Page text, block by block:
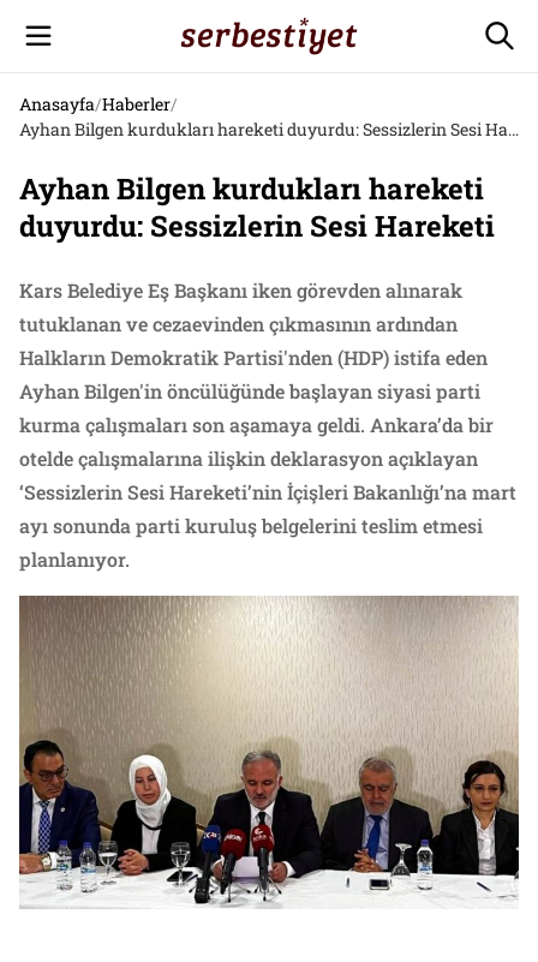
Anasayfa/Haberler/
Ayhan Bilgen kurdukları hareketi duyurdu: Sessizlerin Sesi Hareketi
Ayhan Bilgen kurdukları hareketi
duyurdu: Sessizlerin Sesi Hareketi
Kars Belediye Eş Başkanı iken görevden alınarak
tutuklanan ve cezaevinden çıkmasının ardından
Halkların Demokratik Partisi'nden (HDP) istifa eden
Ayhan Bilgen'in öncülüğünde başlayan siyasi parti
kurma çalışmaları son aşamaya geldi. Ankara’da bir
otelde çalışmalarına ilişkin deklarasyon açıklayan
‘Sessizlerin Sesi Hareketi’nin İçişleri Bakanlığı’na mart
ayı sonunda parti kuruluş belgelerini teslim etmesi
planlanıyor.